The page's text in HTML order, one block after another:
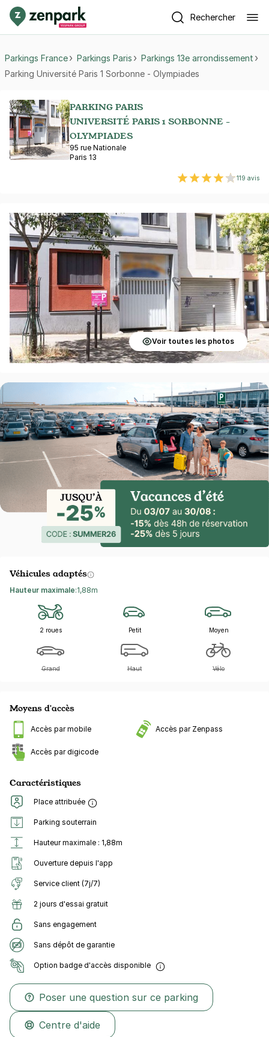
Rechercher
Parkings France Parkings Paris
Parkings 13e arrondissement
Parking Université Paris 1 Sorbonne - Olympiades
PARKING PARIS
UNIVERSITÉ PARIS 1 SORBONNE -
OLYMPIADES
95 rue Nationale
Paris 13
119 avis
Voir toutes les photos
Véhicules adaptés
Hauteur maximale:1,88m
2 roues Petit Moyen
Grand Haut Vélo
Moyens d'accès
Accès par mobile Accès par Zenpass
Accès par digicode
Caractéristiques
Place attribuée
Parking souterrain
Hauteur maximale : 1,88m
Ouverture depuis l'app
Service client (7j/7)
2 jours d'essai gratuit
Sans engagement
Sans dépôt de garantie
Option badge d'accès disponible
Poser une question sur ce parking
Centre d'aide